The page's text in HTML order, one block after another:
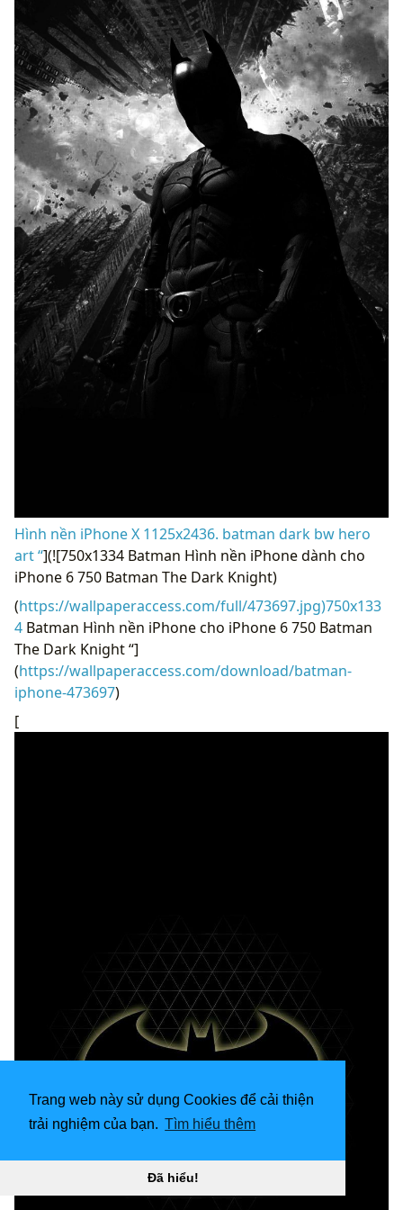
Trang web này sử dụng Cookies để cải thiện
trải nghiệm của bạn. Tìm hiểu thêm
Đã hiểu!
Hình nền iPhone X 1125x2436. batman dark bw hero
art “](![750x1334 Batman Hình nền iPhone dành cho
iPhone 6 750 Batman The Dark Knight)
(https://wallpaperaccess.com/full/473697.jpg)750x133
4 Batman Hình nền iPhone cho iPhone 6 750 Batman
The Dark Knight “]
(https://wallpaperaccess.com/download/batman-
iphone-473697)
[